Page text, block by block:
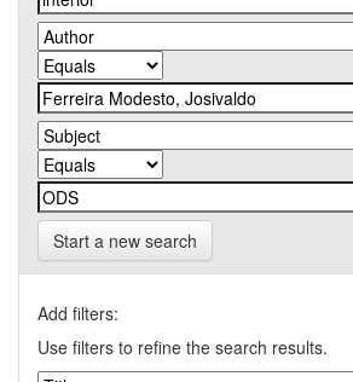
Start a new search
Add filters:
Use filters to refine the search results.